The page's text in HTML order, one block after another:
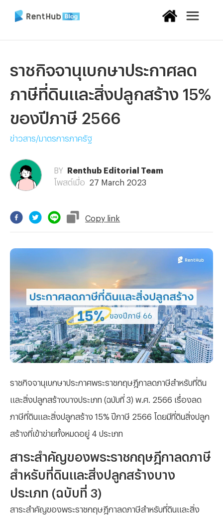
ราชกิจจานุเบกษาประกาศลด
ภาษีที่ดินและสิ่งปลูกสร้าง 15%
ของปีภาษี 2566
ข่าวสาร/มาตรการภาครัฐ
BY
Renthub Editorial Team
โพสต์เมื่อ
27 March 2023
Copy link
ราชกิจจานุเบกษาประกาศพระราชกฤษฎีกาลดภาษีสำหรับที่ดิน
และสิ่งปลูกสร้างบางประเภท (ฉบับที่ 3) พ.ศ. 2566 เรื่องลด
ภาษีที่ดินและสิ่งปลูกสร้าง 15% ปีภาษี 2566 โดยมีที่ดินสิ่งปลูก
สร้างที่เข้าข่ายทั้งหมดอยู่ 4 ประเภท
สาระสำคัญของพระราชกฤษฎีกาลดภาษี
สำหรับที่ดินและสิ่งปลูกสร้างบาง
ประเภท (ฉบับที่ 3)
สาระสำคัญของพระราชกฤษฎีกาลดภาษีสำหรับที่ดินและสิ่ง